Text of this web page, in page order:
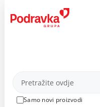
content
Proizvodi
Samo novi proizvodi